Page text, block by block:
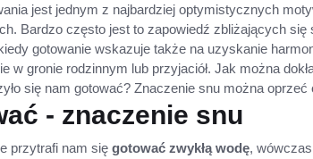
jest jednym z najbardziej optymistycznych
Bardzo często jest to zapowiedź zbliżających
gotowanie wskazuje także na uzyskanie
w gronie rodzinnym lub przyjaciół. Jak można
się nam gotować? Znaczenie snu można oprzeć
- znaczenie snu
przytrafi nam się gotować zwykłą wodę,